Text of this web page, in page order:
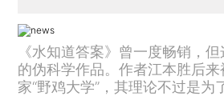
《水知道答案》曾一度畅销，
的伪科学作品。作者江本胜后
家“野鸡大学”，其理论不过是为